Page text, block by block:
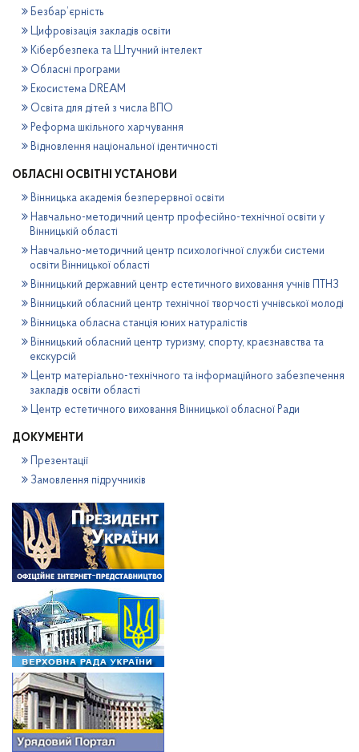
Безбар’єрність
Цифровізація закладів освіти
Кібербезпека та Штучний інтелект
Обласні програми
Екосистема DREAM
Освіта для дітей з числа ВПО
Реформа шкільного харчування
Відновлення національної ідентичності
ОБЛАСНІ ОСВІТНІ УСТАНОВИ
Вінницька академія безперервної освіти
Навчально-методичний центр професійно-технічної освіти у
Вінницькій області
Навчально-методичний центр психологічної служби системи
освіти Вінницької області
Вінницький державний центр естетичного виховання учнів ПТНЗ
Вінницький обласний центр технічної творчості учнівської молоді
Вінницька обласна станція юних натуралістів
Вінницький обласний центр туризму, спорту, краєзнавства та
екскурсій
Центр матеріально-технічного та інформаційного забезпечення
закладів освіти області
Центр естетичного виховання Вінницької обласної Ради
ДОКУМЕНТИ
Презентації
Замовлення підручників